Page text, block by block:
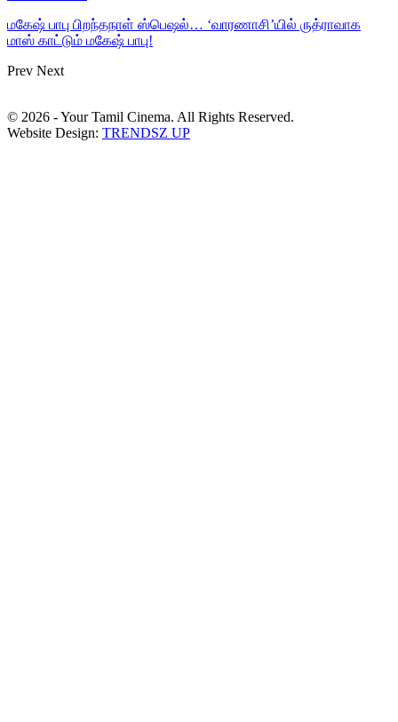
மகேஷ் பாபு பிறந்தநாள் ஸ்பெஷல்… ‘வாரணாசி’யில் ருத்ராவாக
மாஸ் காட்டும் மகேஷ் பாபு!
Prev Next
© 2026 - Your Tamil Cinema. All Rights Reserved.
Website Design: TRENDSZ UP